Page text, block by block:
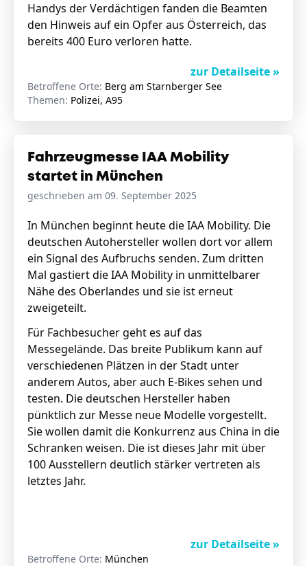
Nachgehört
Podcast
Zeit fürs Oberland
Handys der Verdächtigen fanden die Beamten
den Hinweis auf ein Opfer aus Österreich, das
bereits 400 Euro verloren hatte.
zur Detailseite »
Betroffene Orte: Berg am Starnberger See
Themen: Polizei, A95
Fahrzeugmesse IAA Mobility
startet in München
geschrieben am 09. September 2025
In München beginnt heute die IAA Mobility. Die
deutschen Autohersteller wollen dort vor allem
ein Signal des Aufbruchs senden. Zum dritten
Mal gastiert die IAA Mobility in unmittelbarer
Nähe des Oberlandes und sie ist erneut
zweigeteilt.
Für Fachbesucher geht es auf das
Messegelände. Das breite Publikum kann auf
verschiedenen Plätzen in der Stadt unter
anderem Autos, aber auch E-Bikes sehen und
testen. Die deutschen Hersteller haben
pünktlich zur Messe neue Modelle vorgestellt.
Sie wollen damit die Konkurrenz aus China in die
Schranken weisen. Die ist dieses Jahr mit über
100 Ausstellern deutlich stärker vertreten als
letztes Jahr.
zur Detailseite »
Betroffene Orte: München